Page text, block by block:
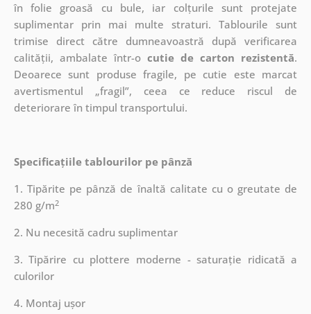
în folie groasă cu bule, iar colțurile sunt protejate
suplimentar prin mai multe straturi.Tablourile sunt
trimise direct către dumneavoastră după verificarea
calității, ambalate într-o cutie de carton rezistentă.
Deoarece sunt produse fragile, pe cutie este marcat
avertismentul „fragil”, ceea ce reduce riscul de
deteriorare în timpul transportului.
Specificațiile tablourilor pe pânză
1. Tipărite pe pânză de înaltă calitate cu o greutate de
280 g/m2
2. Nu necesită cadru suplimentar
3. Tipărire cu plottere moderne - saturație ridicată a
culorilor
4. Montaj ușor